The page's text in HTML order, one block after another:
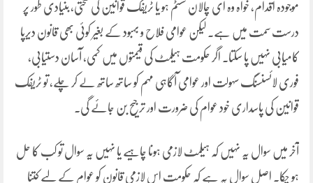
موجودہ اقدام، خواہ وہ ای چالان سسٹم ہو یا ٹریفک قوانین کی سختی، بنیادی طور پر
درست سمت میں ہے۔ لیکن عوامی فلاح و بہبود کے بغیر کوئی بھی قانون دیرپا
کامیابی نہیں پا سکتا۔ اگر حکومت ہیلمٹ کی قیمتوں میں کمی، آسان دستیابی،
فوری لائسنسنگ سہولت اور عوامی آگاہی مہم کو ساتھ ساتھ لے کر چلے، تو ٹریفک
قوانین کی پاسداری خود عوام کی ضرورت اور ترجیح بن جائے گی۔
آخر میں سوال یہ نہیں کہ ہیلمٹ لازمی ہونا چاہیے یا نہیں یہ سوال تو کب کا حل
ہو چکا۔ اصل سوال یہ ہے کہ حکومت اس لازمی قانون کو عوام کے لیے کتنا